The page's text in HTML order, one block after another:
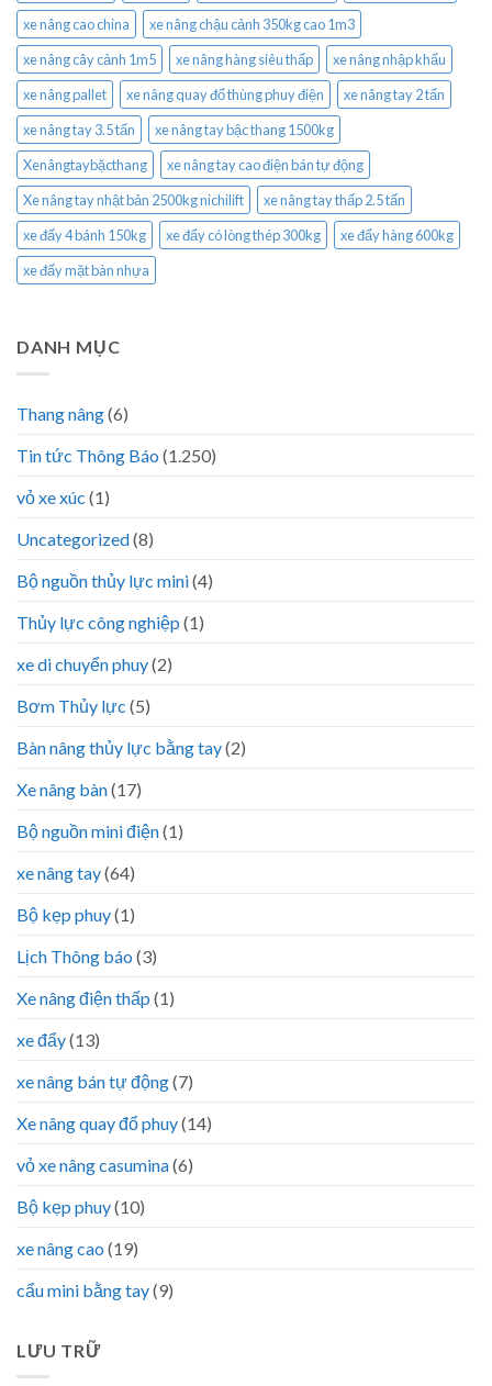
xe nâng cao china
xe nâng chậu cảnh 350kg cao 1m3
xe nâng cây cảnh 1m5
xe nâng hàng siêu thấp
xe nâng nhập khẩu
xe nâng pallet
xe nâng quay đổ thùng phuy điện
xe nâng tay 2 tấn
xe nâng tay 3.5 tấn
xe nâng tay bậc thang 1500kg
Xenângtaybặcthang
xe nâng tay cao điện bán tự động
Xe nâng tay nhật bản 2500kg nichilift
xe nâng tay thấp 2.5 tấn
xe đẩy 4 bánh 150kg
xe đẩy có lòng thép 300kg
xe đẩy hàng 600kg
xe đẩy mặt bàn nhựa
DANH MỤC
Thang nâng(6)
Tin tức Thông Báo (1.250)
vỏ xe xúc (1)
Uncategorized(8)
Bộ nguồn thủy lực mini(4)
Thủy lực công nghiệp (1)
xe di chuyển phuy(2)
Bơm Thủy lực (5)
Bàn nâng thủy lực bằng tay(2)
Xe nâng bàn(17)
Bộ nguồn mini điện(1)
xe nâng tay(64)
Bộ kẹp phuy(1)
Lịch Thông báo (3)
Xe nâng điện thấp (1)
xe đẩy(13)
xe nâng bán tự động(7)
Xe nâng quay đổ phuy(14)
vỏ xe nâng casumina(6)
Bộ kẹp phuy(10)
xe nâng cao (19)
cẩu mini bằng tay(9)
LƯU TRỮ